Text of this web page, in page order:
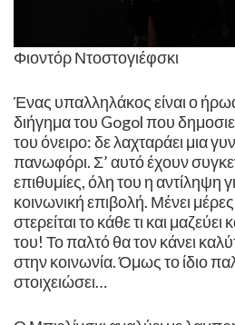
Φιοντόρ Ντοστογιέφσκι
Ένας υπαλληλάκος είναι ο
διήγημα του Gogol που
του όνειρο: δε λαχταράει μια
πανωφόρι. Σ’ αυτό έχουν
επιθυμίες, όλη του η αντίληψη
κοινωνική επιβολή. Μένει
στερείται το κάθε τι και μαζεύει
του! Το παλτό θα τον κάνει
στην κοινωνία. Όμως το ίδιο
στοιχειώσει…